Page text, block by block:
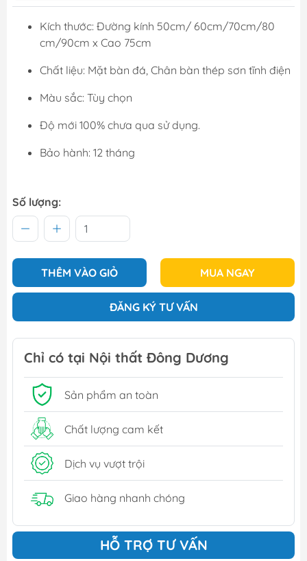
Kích thước: Đường kính 50cm/ 60cm/70cm/80
cm/90cm x Cao 75cm
Chất liệu: Mặt bàn đá, Chân bàn thép sơn tĩnh điện
Màu sắc: Tùy chọn
Độ mới 100% chưa qua sử dụng.
Bảo hành: 12 tháng
Số lượng:
THÊM VÀO GIỎ MUA NGAY
ĐĂNG KÝ TƯ VẤN
Chỉ có tại Nội thất Đông Dương
Sản phẩm an toàn
Chất lượng cam kết
Dịch vụ vượt trội
Giao hàng nhanh chóng
HỖ TRỢ TƯ VẤN